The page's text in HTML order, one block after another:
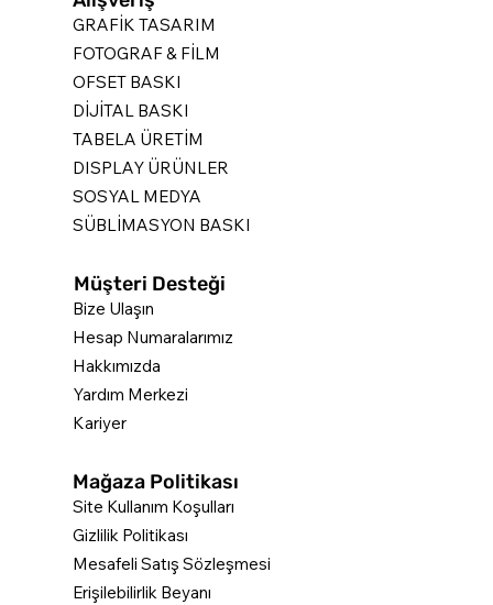
Mağaza Politikası
Site Kullanım Koşulları
Gizlilik Politikası
Mesafeli Satış Sözleşmesi
Erişilebilirlik Beyanı
Bize Ulaşın
Hesap Numaralarımız
Hakkımızda
Yardım Merkezi
Kariyer
Müşteri Desteği
GRAFİK TASARIM
FOTOGRAF & FİLM
OFSET BASKI
DİJİTAL BASKI
TABELA ÜRETİM
DISPLAY ÜRÜNLER
SOSYAL MEDYA
SÜBLİMASYON BASKI